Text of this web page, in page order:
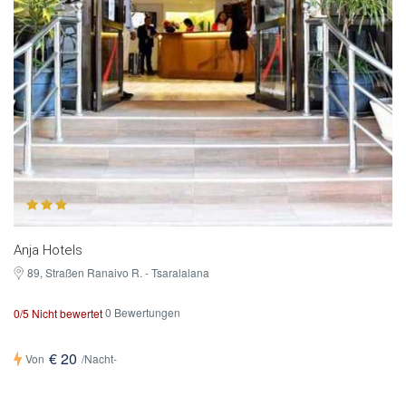
Anja Hotels
89, Straßen Ranaivo R. - Tsaralalana
0/5 Nicht bewertet0 Bewertungen
Von € 20 /Nacht-